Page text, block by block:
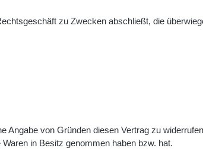
zu Zwecken abschließt, die
Angabe von Gründen diesen Vertrag zu
in Besitz genommen haben bzw. hat.